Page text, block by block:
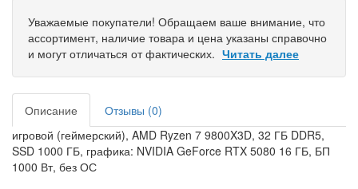
Уважаемые покупатели! Обращаем ваше внимание, что
ассортимент, наличие товара и цена указаны справочно
и могут отличаться от фактических. Читать далее
Описание
Отзывы (0)
игровой (геймерский), AMD Ryzen 7 9800X3D, 32 ГБ DDR5,
SSD 1000 ГБ, графика: NVIDIA GeForce RTX 5080 16 ГБ, БП
1000 Вт, без ОС